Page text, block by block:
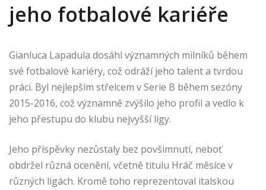
jeho fotbalové kariéře
Gianluca Lapadula dosáhl významných milníků během
své fotbalové kariéry, což odráží jeho talent a tvrdou
práci. Byl nejlepším střelcem v Serie B během sezóny
2015-2016, což významně zvýšilo jeho profil a vedlo k
jeho přestupu do klubu nejvyšší ligy.
Jeho příspěvky nezůstaly bez povšimnutí, neboť
obdržel různá ocenění, včetně titulu Hráč měsíce v
různých ligách. Kromě toho reprezentoval italskou